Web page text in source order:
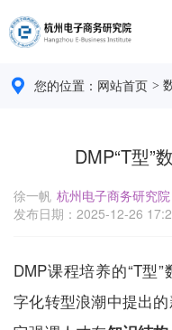
您的位置： 网站首页 >
DMP“T型”
徐一帆 杭州电子商务研究院
发布日期：2025-12-26
DMP课程培养的“T型
字化转型浪潮中提出